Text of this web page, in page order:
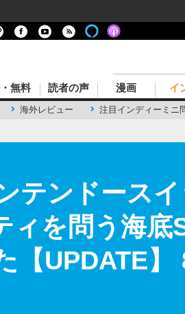
海外レビュー 注目インディーミニ
無料 読者の声 漫画 イ
テンドース
ィを問う海底
【UPDATE】